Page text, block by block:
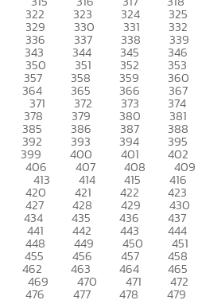
322 323 324 325
329 330 331 332
336 337 338 339
343 344 345 346
350 351 352 353
357 358 359 360
364 365 366 367
371 372 373 374
378 379 380 381
385 386 387 388
392 393 394 395
399 400 401 402
406 407 408 409
413 414 415 416
420 421 422 423
427 428 429 430
434 435 436 437
441 442 443 444
448 449 450 451
455 456 457 458
462 463 464 465
469 470 471 472
476 477 478 479